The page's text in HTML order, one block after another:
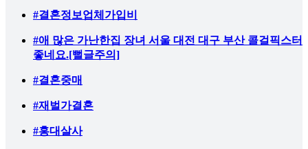
#결혼정보업체가입비
#애 많은 가난한집 장녀 서울 대전 대구 부산 콜걸픽스터
좋네요.[뻘글주의]
#결혼중매
#재벌가결혼
#홍대살사